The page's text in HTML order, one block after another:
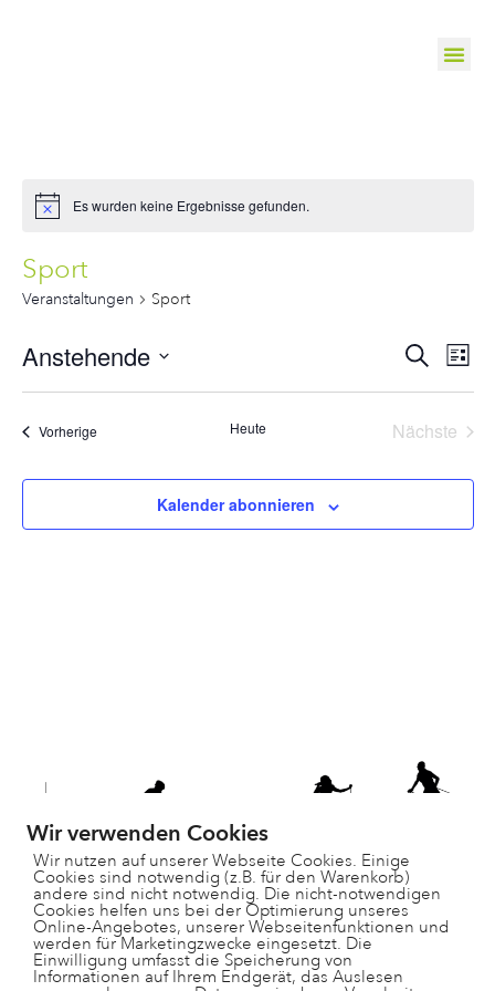
Es wurden keine Ergebnisse gefunden.
Sport
Veranstaltungen Sport
Suche
Liste
Anstehende
wählen.
VorherigeVeranstaltungen Heute Nächste
Kalender abonnieren
Wir verwenden Cookies
Wir nutzen auf unserer Webseite Cookies. Einige
Cookies sind notwendig (z.B. für den Warenkorb)
andere sind nicht notwendig. Die nicht-notwendigen
Cookies helfen uns bei der Optimierung unseres
Online-Angebotes, unserer Webseitenfunktionen und
werden für Marketingzwecke eingesetzt. Die
Einwilligung umfasst die Speicherung von
Informationen auf Ihrem Endgerät, das Auslesen